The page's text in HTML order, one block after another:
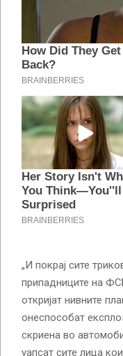
„И покрај сите
припадниците на
откријат нивните
онеспособат
скриена во
уапсат сите лица